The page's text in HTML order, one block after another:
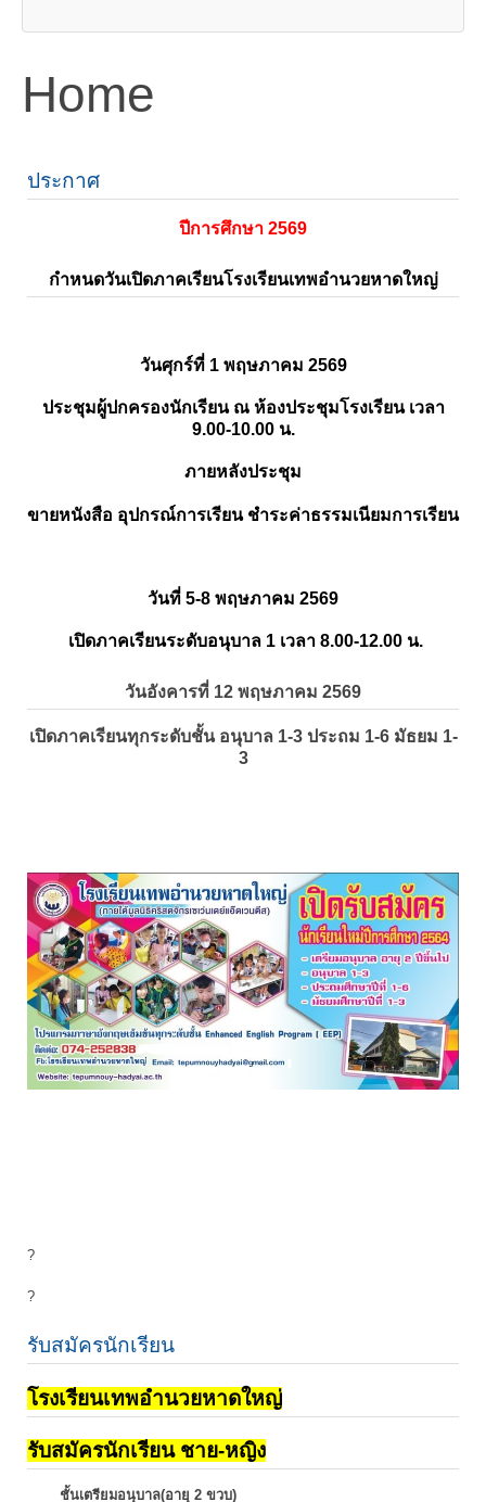
Home
ประกาศ
ปีการศึกษา 2569
กำหนดวันเปิดภาคเรียนโรงเรียนเทพอำนวยหาดใหญ่
วันศุกร์ที่ 1 พฤษภาคม 2569
ประชุมผู้ปกครองนักเรียน ณ ห้องประชุมโรงเรียน เวลา
9.00-10.00 น.
ภายหลังประชุม
ขายหนังสือ อุปกรณ์การเรียน ชำระค่าธรรมเนียมการเรียน
วันที่ 5-8 พฤษภาคม 2569
เปิดภาคเรียนระดับอนุบาล 1 เวลา 8.00-12.00 น.
วันอังคารที่ 12 พฤษภาคม 2569
เปิดภาคเรียนทุกระดับชั้น อนุบาล 1-3 ประถม 1-6 มัธยม 1-
3
?
?
รับสมัครนักเรียน
โรงเรียนเทพอำนวยหาดใหญ่
รับสมัครนักเรียน ชาย-หญิง
ชั้นเตรียมอนุบาล(อายุ 2 ขวบ)